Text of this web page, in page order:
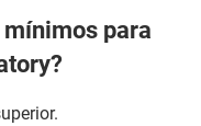
para